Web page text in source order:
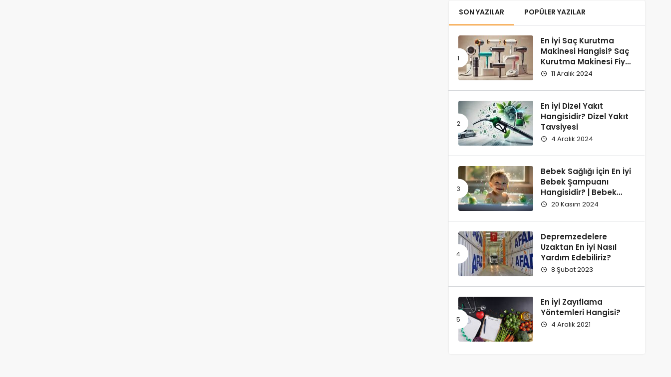
SON YAZILAR POPÜLER YAZILAR
En İyi Saç Kurutma
Makinesi Hangisi? Saç
Kurutma Makinesi Fiyat
ve Performans
11 Aralık 2024
En İyi Dizel Yakıt
Hangisidir? Dizel Yakıt
Tavsiyesi
4 Aralık 2024
Bebek Sağlığı İçin En İyi
Bebek Şampuanı
Hangisidir? | Bebek
Şampuanı Tavsiyesi
20 Kasım 2024
Depremzedelere
Uzaktan En İyi Nasıl
Yardım Edebiliriz?
8 Şubat 2023
En İyi Zayıflama
Yöntemleri Hangisi?
4 Aralık 2021